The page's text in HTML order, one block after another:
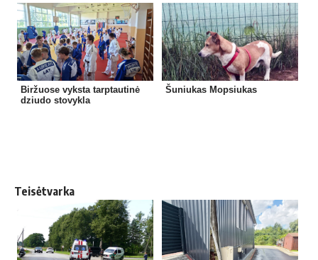
Biržuose vyksta tarptautinė
dziudo stovykla
Šuniukas Mopsiukas
Teisėtvarka